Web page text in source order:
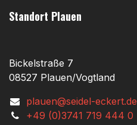
Standort Plauen
Bickelstraße 7
08527 Plauen/Vogtland
plauen@seidel-eckert.de
+49 (0)3741 719 444 0